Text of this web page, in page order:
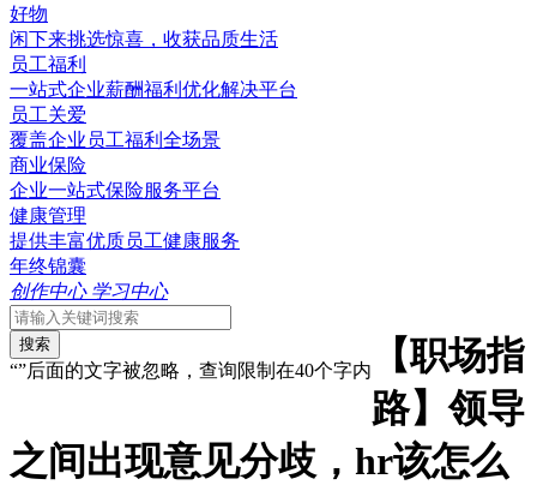
好物
闲下来挑选惊喜，收获品质生活
员工福利
一站式企业薪酬福利优化解决平台
员工关爱
覆盖企业员工福利全场景
商业保险
企业一站式保险服务平台
健康管理
提供丰富优质员工健康服务
年终锦囊
创作中心 学习中心
搜索
“”后面的文字被忽略，查询限制在40个字内
【职场指
路】领导
之间出现意见分歧，hr该怎么